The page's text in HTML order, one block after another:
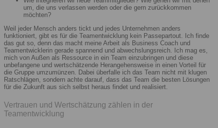
um, die uns verlassen werden oder die gern zurückkommen
möchten?
Weil jeder Mensch anders tickt und jedes Unternehmen anders
funktioniert, gibt es für die Teamentwicklung kein Passepartout. Ich finde
das gut so, denn das macht meine Arbeit als Business Coach und
Teamentwicklerin gerade spannend und abwechslungsreich. Ich mag es,
mich von Außen als Ressource in ein Team einzubringen und diese
unbefangene und wertschätzende Herangehensweise in einen Vorteil für
die Gruppe umzumünzen. Dabei überfalle ich das Team nicht mit klugen
Ratschlägen, sondern achte darauf, dass das Team die besten Lösungen
für die Zukunft aus sich selbst heraus findet und realisiert.
Vertrauen und Wertschätzung zählen in der
Teamentwicklung